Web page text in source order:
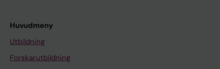
Huvudmeny
Utbildning
Forskarutbildning